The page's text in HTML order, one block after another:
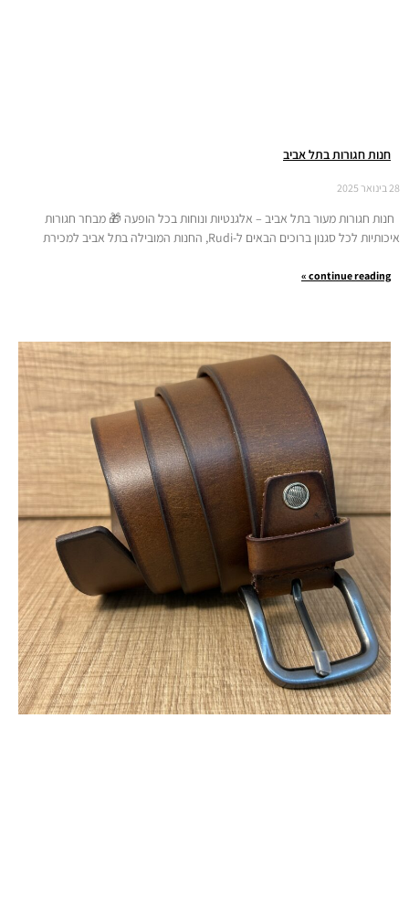
חנות חגורות בתל אביב
28 בינואר 2025
חנות חגורות מעור בתל אביב – אלגנטיות ונוחות בכל הופעה 🎁 מבחר חגורות
איכותיות לכל סגנון ברוכים הבאים ל-Rudi, החנות המובילה בתל אביב למכירת
continue reading »